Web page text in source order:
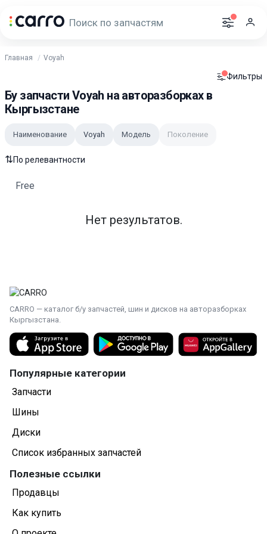
Главная Voyah
Фильтры
Бу запчасти Voyah на авторазборках в
Кыргызстане
Наименование Voyah Модель Поколение
⇅По релевантности
Free
Нет результатов.
CARRO — каталог б/у запчастей, шин и дисков на авторазборках
Кыргызстана.
Популярные категории
Запчасти
Шины
Диски
Список избранных запчастей
Полезные ссылки
Продавцы
Как купить